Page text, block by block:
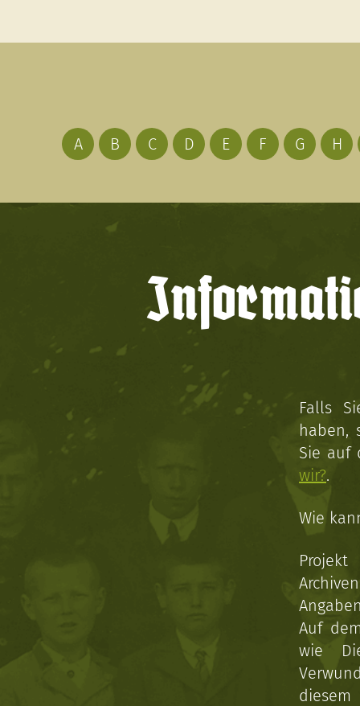
A B C D E F G H
Falls
haben,
Sie auf
wir?.
Wie
Auf
wie